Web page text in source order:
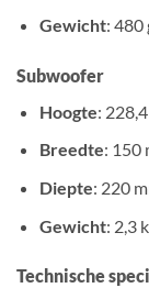
Gewicht: 480
Subwoofer
Hoogte:
Breedte: 150
Diepte: 220
Gewicht: 2,3
Technische